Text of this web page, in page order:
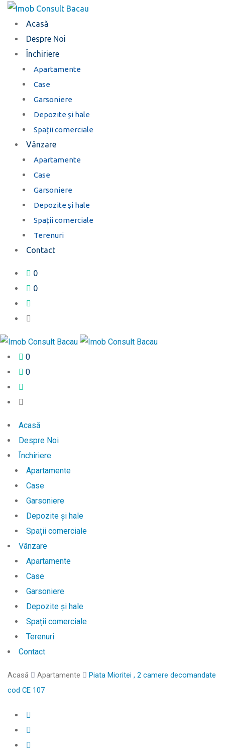
Treci
conținut
Acasă
Despre Noi
Închiriere
Apartamente
Case
Garsoniere
Depozite și hale
Spații comerciale
Vânzare
Apartamente
Case
Garsoniere
Depozite și hale
Spații comerciale
Terenuri
Contact
0
0
0
0
Acasă
Despre Noi
Închiriere
Apartamente
Case
Garsoniere
Depozite și hale
Spații comerciale
Vânzare
Apartamente
Case
Garsoniere
Depozite și hale
Spații comerciale
Terenuri
Contact
Acasă Apartamente
Piata Mioritei , 2 camere decomandate
cod CE 107